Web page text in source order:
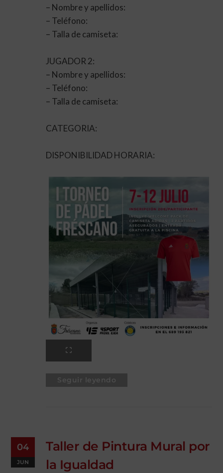
– Nombre y apellidos:
– Teléfono:
– ⁠Talla de camiseta:
JUGADOR 2:
– Nombre y apellidos:
– ⁠Teléfono:
– ⁠Talla de camiseta:
CATEGORIA:
DISPONIBILIDAD HORARIA:
Seguir leyendo
04
JUN
Taller de Pintura Mural por
la Igualdad